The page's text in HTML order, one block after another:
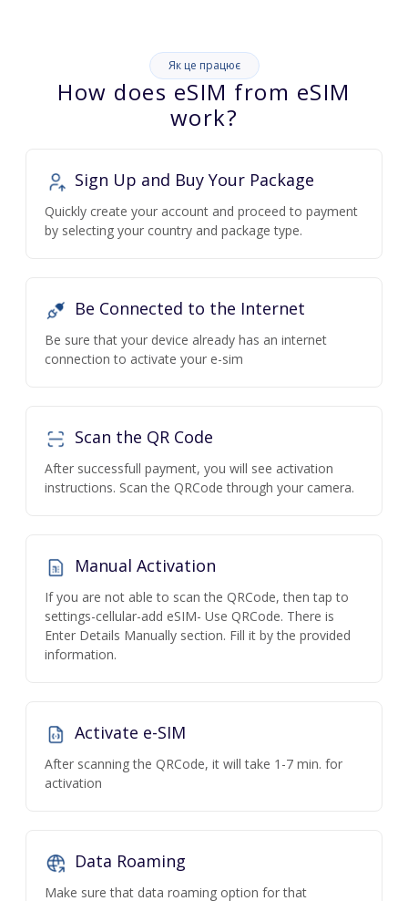
Як це працює
How does eSIM from eSIM
work?
Sign Up and Buy Your Package
Quickly create your account and proceed to payment
by selecting your country and package type.
Be Connected to the Internet
Be sure that your device already has an internet
connection to activate your e-sim
Scan the QR Code
After successfull payment, you will see activation
instructions. Scan the QRCode through your camera.
Manual Activation
If you are not able to scan the QRCode, then tap to
settings-cellular-add eSIM- Use QRCode. There is
Enter Details Manually section. Fill it by the provided
information.
Activate e-SIM
After scanning the QRCode, it will take 1-7 min. for
activation
Data Roaming
Make sure that data roaming option for that